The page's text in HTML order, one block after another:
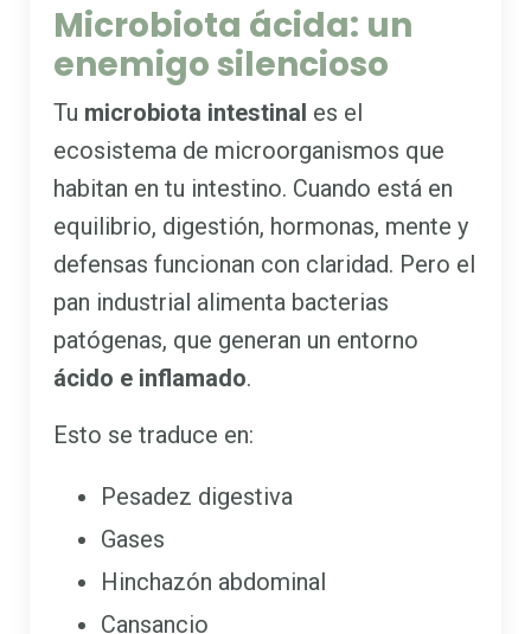
Microbiota ácida: un
enemigo silencioso
Tu microbiota intestinal es el
ecosistema de microorganismos que
habitan en tu intestino. Cuando está en
equilibrio, digestión, hormonas, mente y
defensas funcionan con claridad. Pero el
pan industrial alimenta bacterias
patógenas, que generan un entorno
ácido e inflamado.
Esto se traduce en:
Pesadez digestiva
Gases
Hinchazón abdominal
Cansancio